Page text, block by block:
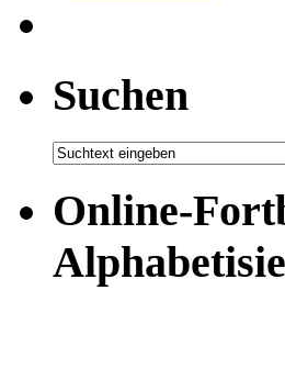
Suchen
Online-